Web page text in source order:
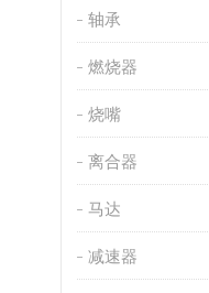
轴承
燃烧器
烧嘴
离合器
马达
减速器